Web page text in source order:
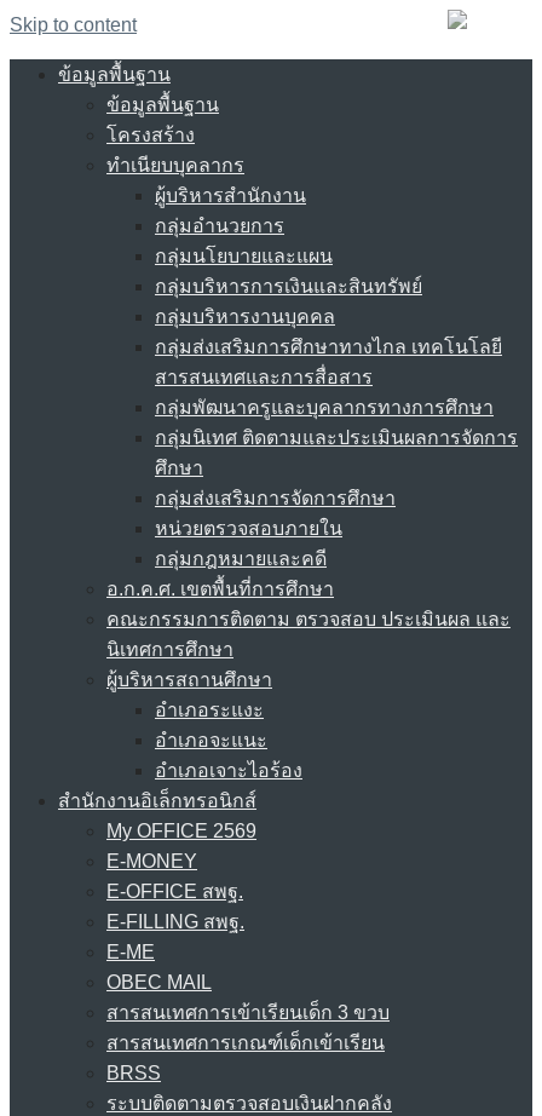
Skip to content
ข้อมูลพื้นฐาน
ข้อมูลพื้นฐาน
โครงสร้าง
ทำเนียบบุคลากร
ผู้บริหารสำนักงาน
กลุ่มอำนวยการ
กลุ่มนโยบายและแผน
กลุ่มบริหารการเงินและสินทรัพย์
กลุ่มบริหารงานบุคคล
กลุ่มส่งเสริมการศึกษาทางไกล เทคโนโลยี
สารสนเทศและการสื่อสาร
กลุ่มพัฒนาครูและบุคลากรทางการศึกษา
กลุ่มนิเทศ ติดตามและประเมินผลการจัดการ
ศึกษา
กลุ่มส่งเสริมการจัดการศึกษา
หน่วยตรวจสอบภายใน
กลุ่มกฎหมายและคดี
อ.ก.ค.ศ. เขตพื้นที่การศึกษา
คณะกรรมการติดตาม ตรวจสอบ ประเมินผล และ
นิเทศการศึกษา
ผู้บริหารสถานศึกษา
อำเภอระแงะ
อำเภอจะแนะ
อำเภอเจาะไอร้อง
สำนักงานอิเล็กทรอนิกส์
My OFFICE 2569
E-MONEY
E-OFFICE สพฐ.
E-FILLING สพฐ.
E-ME
OBEC MAIL
สารสนเทศการเข้าเรียนเด็ก 3 ขวบ
สารสนเทศการเกณฑ์เด็กเข้าเรียน
BRSS
ระบบติดตามตรวจสอบเงินฝากคลัง